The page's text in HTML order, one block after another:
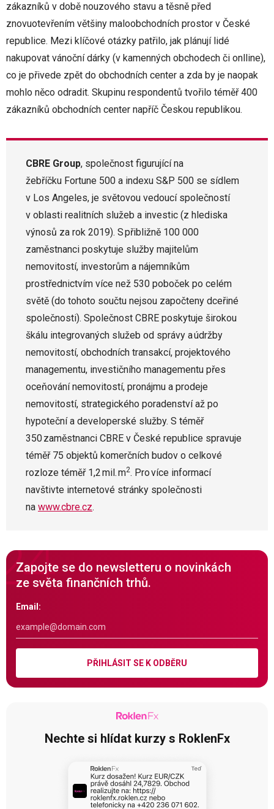
zákazníků v době nouzového stavu a těsně před
znovuotevřením většiny maloobchodních prostor v České
republice. Mezi klíčové otázky patřilo, jak plánují lidé
nakupovat vánoční dárky (v kamenných obchodech či onlline),
co je přivede zpět do obchodních center a zda by je naopak
mohlo něco odradit. Skupinu respondentů tvořilo téměř 400
zákazníků obchodních center napříč Českou republikou.
CBRE Group, společnost figurující na
žebříčku Fortune 500 a indexu S&P 500 se sídlem
v Los Angeles, je světovou vedoucí společností
v oblasti realitních služeb a investic (z hlediska
výnosů za rok 2019). S přibližně 100 000
zaměstnanci poskytuje služby majitelům
nemovitostí, investorům a nájemníkům
prostřednictvím více než 530 poboček po celém
světě (do tohoto součtu nejsou započteny dceřiné
společnosti). Společnost CBRE poskytuje širokou
škálu integrovaných služeb od správy a údržby
nemovitostí, obchodních transakcí, projektového
managementu, investičního managementu přes
oceňování nemovitostí, pronájmu a prodeje
nemovitostí, strategického poradenství až po
hypoteční a developerské služby. S téměř
350 zaměstnanci CBRE v České republice spravuje
téměř 75 objektů komerčních budov o celkové
rozloze téměř 1,2 mil. m2. Pro více informací
navštivte internetové stránky společnosti
na www.cbre.cz.
Zapojte se do newsletteru o novinkách
ze světa finančních trhů.
Email:
PŘIHLÁSIT SE K ODBĚRU
Nechte si hlídat kurzy s RoklenFx